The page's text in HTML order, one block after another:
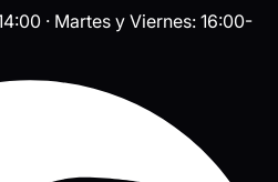
· Martes y Viernes: 16:00-